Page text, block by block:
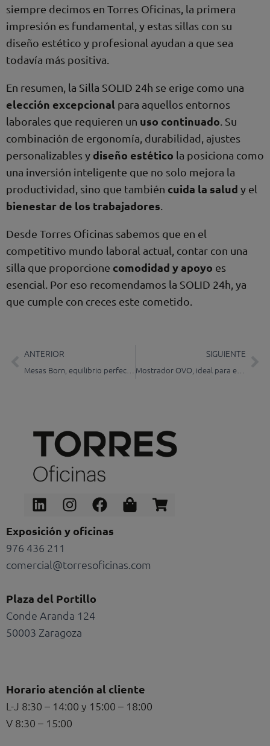
siempre decimos en Torres Oficinas, la primera
impresión es fundamental, y estas sillas con su
diseño estético y profesional ayudan a que sea
todavía más positiva.
En resumen, la Silla SOLID 24h se erige como una
elección excepcional para aquellos entornos
laborales que requieren un uso continuado . Su
combinación de ergonomía, durabilidad, ajustes
personalizables y diseño estético la posiciona como
una inversión inteligente que no solo mejora la
productividad, sino que también cuida la salud y el
bienestar de los trabajadores
Desde Torres Oficinas sabemos que en el
competitivo mundo laboral actual, contar con una
silla que proporcione comodidad y apoyo es
esencial. Por eso recomendamos la SOLID 24h, ya
que cumple con creces este cometido.
ANTERIOR
Mesas Born, equilibrio perfecto entre funcionalidad y belleza
SIGUIENTE
Mostrador OVO, ideal para espacios reducidos
LinkedinInstagram
Facebook
Shopping-
bag
Shopping-
cart
Exposición y oficinas
976 436 211
comercial@torresoficinas.com
Plaza del Portillo
Conde Aranda 124
50003 Zaragoza
Horario atención al cliente
L-J 8:30 – 14:00 y 15:00 – 18:00
V 8:30 – 15:00